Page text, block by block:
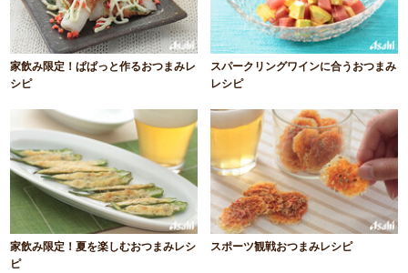
家飲み限定！ぱぱっと作るおつまみレ
シピ
スパークリングワインに合うおつまみ
レシピ
家飲み限定！夏を楽しむおつまみレシ
ピ
スポーツ観戦おつまみレシピ